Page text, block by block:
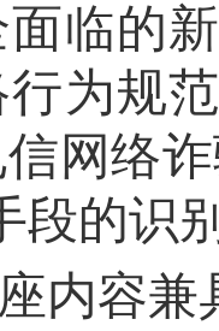
临的
为规
网络
段的识
容兼